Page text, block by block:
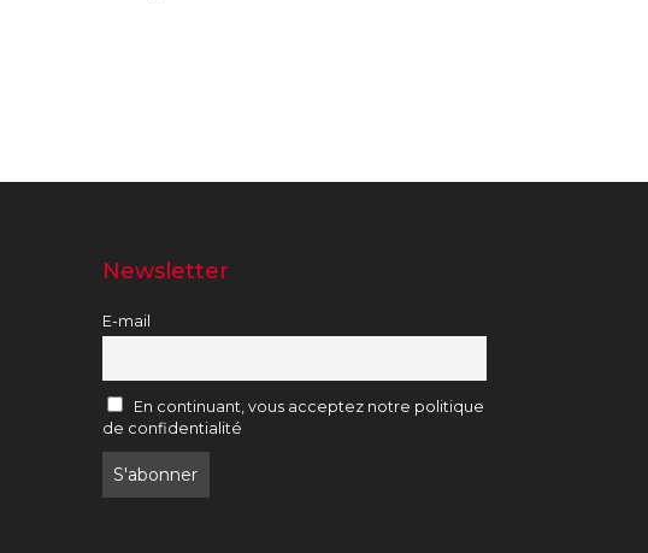
Newsletter
E-mail
En continuant, vous acceptez notre politique
de confidentialité